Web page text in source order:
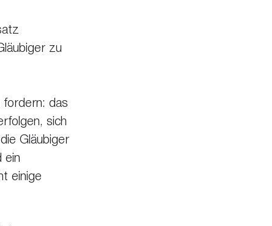
zu
fordern: das
sich
Gläubiger
ein
einige